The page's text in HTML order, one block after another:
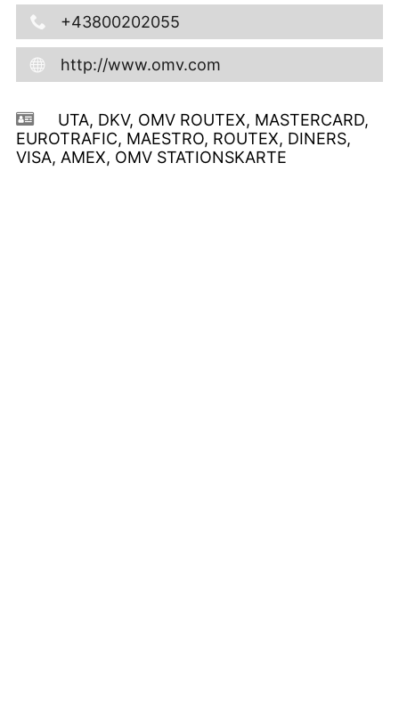
+43800202055
http://www.omv.com
UTA, DKV, OMV ROUTEX, MASTERCARD,
EUROTRAFIC, MAESTRO, ROUTEX, DINERS,
VISA, AMEX, OMV STATIONSKARTE